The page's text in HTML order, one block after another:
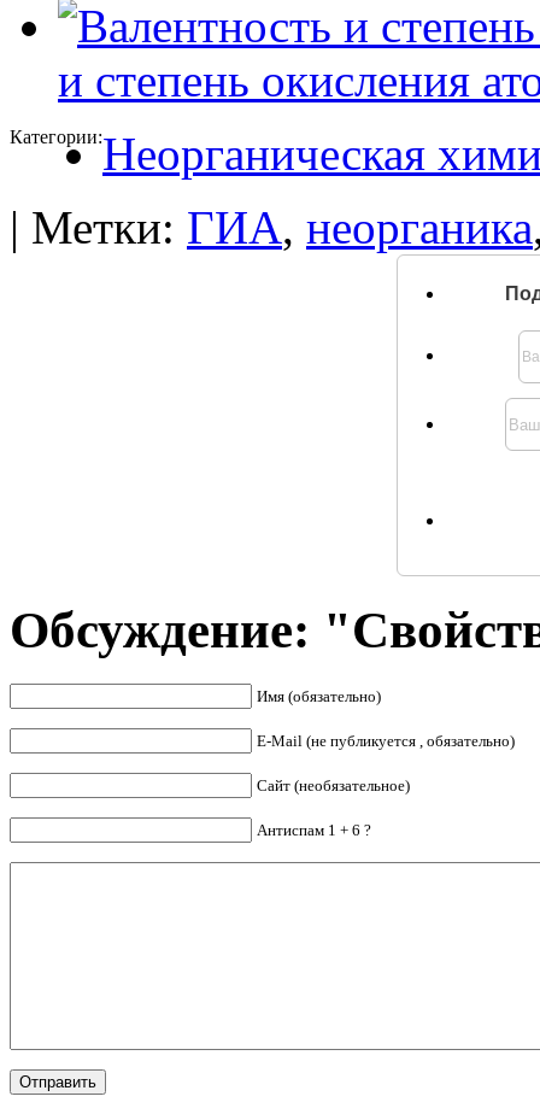
и степень окисления
Категории:Неорганическая
| Метки: ГИА, неорганика
Обсуждение:
Имя (обязательно)
E-Mail (не публикуется , обязательно)
Сайт (необязательное)
Антиспам 1 + 6 ?